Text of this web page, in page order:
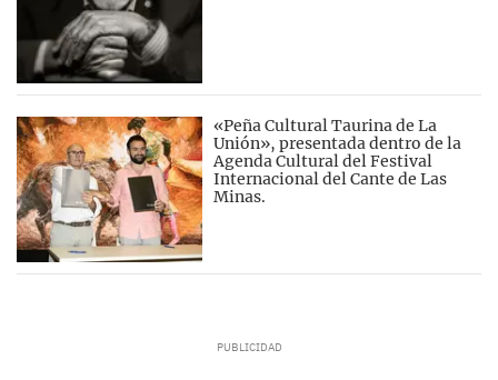
«Peña Cultural Taurina de La
Unión», presentada dentro de la
Agenda Cultural del Festival
Internacional del Cante de Las
Minas.